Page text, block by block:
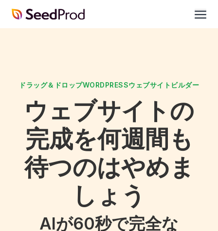
SeedProd
ドラッグ＆ドロップWORDPRESSウェブサイトビルダー
ウェブサイトの
完成を何週間も
待つのはやめま
しょう
AIが60秒で完全な